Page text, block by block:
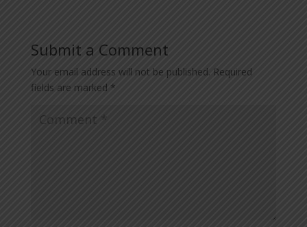
Submit a Comment
Your email address will not be published. Required
fields are marked *